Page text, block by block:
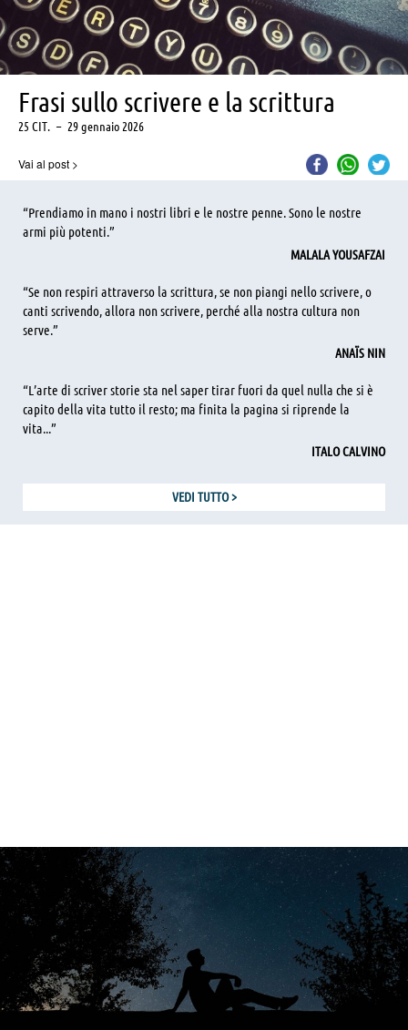
Frasi sullo scrivere e la scrittura
25 CIT. – 29 gennaio 2026
Vai al post >
“Prendiamo in mano i nostri libri e le nostre penne. Sono le nostre
armi più potenti.”
MALALA YOUSAFZAI
“Se non respiri attraverso la scrittura, se non piangi nello scrivere, o
canti scrivendo, allora non scrivere, perché alla nostra cultura non
serve.”
ANAÏS NIN
“L’arte di scriver storie sta nel saper tirar fuori da quel nulla che si è
capito della vita tutto il resto; ma finita la pagina si riprende la
vita...”
ITALO CALVINO
VEDI TUTTO>